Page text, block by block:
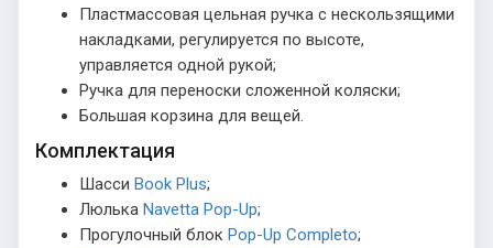
Пластмассовая цельная ручка с нескользящими
накладками, регулируется по высоте,
управляется одной рукой;
Ручка для переноски сложенной коляски;
Большая корзина для вещей.
Комплектация
Шасси Book Plus;
Люлька Navetta Pop-Up;
Прогулочный блок Pop-Up Completo;